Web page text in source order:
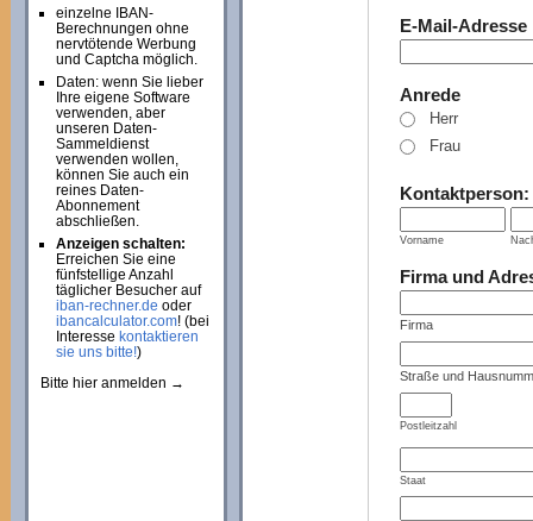
E-Mail-Adresse
Anrede
Herr
Frau
Kontaktperson:
Vorname
Firma und
Firma
Straße und
Postleitzahl
Staat
einzelne IBAN-
Berechnungen ohne
nervtötende Werbung
und Captcha möglich.
Daten: wenn Sie lieber
Ihre eigene Software
verwenden, aber
unseren Daten-
Sammeldienst
verwenden wollen,
können Sie auch ein
reines Daten-
Abonnement
abschließen.
Anzeigen schalten:
Erreichen Sie eine
fünfstellige Anzahl
täglicher Besucher auf
iban-rechner.de oder
ibancalculator.com! (bei
Interesse kontaktieren
sie uns bitte!)
Bitte hier anmelden →